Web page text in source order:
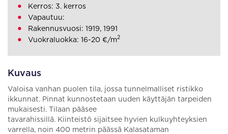
Kuvaus
Valoisa vanhan puolen tila, jossa tunnelmalliset ristikko
ikkunnat. Pinnat kunnostetaan uuden käyttäjän tarpeiden
mukaisesti. Tilaan pääsee
tavarahissillä. Kiinteistö sijaitsee hyvien kulkuyhteyksien
varrella, noin 400 metrin päässä Kalasataman
Kerros: 3. kerros
Vapautuu:
Rakennusvuosi: 1919, 1991
Vuokraluokka: 16-20 €/m2